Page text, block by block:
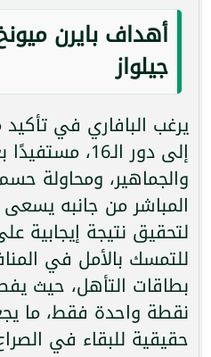
أهداف بايرن
جيلواز
يرغب البافاري في تأكيد
إلى دور الـ16،
والجماهير، ومحاولة
المباشر من جانبه
لتحقيق نتيجة إيجابية
للتمسك بالأمل في
بطاقات التأهل، حيث
نقطة واحدة فقط، ما
حقيقية للبقاء في